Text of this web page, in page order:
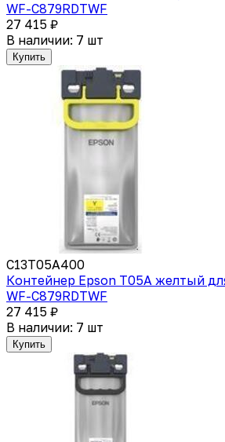
WF-C879RDTWF
27 415 ₽
В наличии: 7 шт
Купить
C13T05A400
Контейнер Epson T05A желтый
WF-C879RDTWF
27 415 ₽
В наличии: 7 шт
Купить